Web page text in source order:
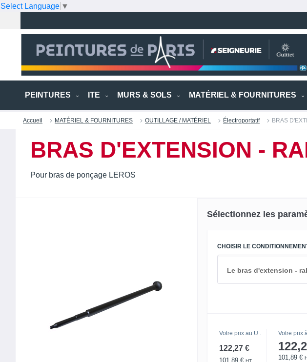
Select Language ▼
PEINTURES ITE MURS & SOLS MATÉRIEL & FOURNITURES
Accueil MATÉRIEL & FOURNITURES OUTILLAGE / MATÉRIEL Électroportatif BRAS
BRAS D'EXTENSION -
Pour bras de ponçage LEROS
Sélectionnez les
CHOISIR LE
Votre prix au U :
122,27 €
101,89 € HT
Votre prix
101,89 €